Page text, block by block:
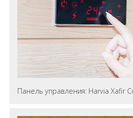
Панель управления: Harvia Xafir